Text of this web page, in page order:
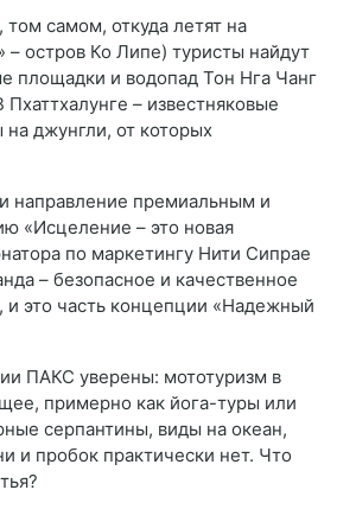
том самом, откуда летят на
– остров Ко Липе) туристы найдут
площадки и водопад Тон Нга Чанг
– известняковые
джунгли, от которых
направление премиальным и
«Исцеление – это новая
по маркетингу Нити Сипрае
– безопасное и качественное
и это часть концепции «Надежный
ПАКС уверены: мототуризм в
примерно как йога-туры или
серпантины, виды на океан,
и пробок практически нет. Что